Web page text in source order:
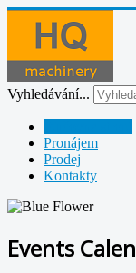
Vyhledávání...
Pronájem
Prodej
Kontakty
Events